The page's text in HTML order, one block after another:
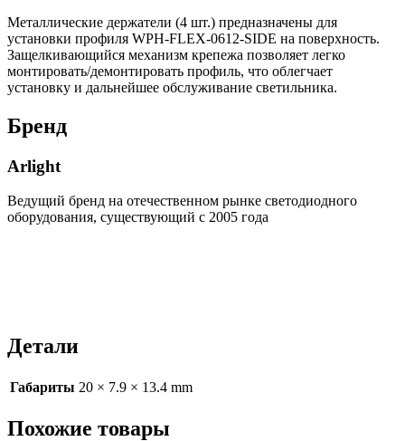
Металлические держатели (4 шт.) предназначены для
установки профиля WPH-FLEX-0612-SIDE на поверхность.
Защелкивающийся механизм крепежа позволяет легко
монтировать/демонтировать профиль, что облегчает
установку и дальнейшее обслуживание светильника.
Бренд
Arlight
Ведущий бренд на отечественном рынке светодиодного
оборудования, существующий с 2005 года
Детали
Габариты 20 × 7.9 × 13.4 mm
Похожие товары